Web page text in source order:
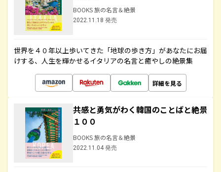
BOOKS 旅の名言＆絶景
2022.11.18 発売
世界を４０年以上歩いてきた「地球の歩き方」があなたにお届
けする、人生を輝かせるイタリアの名言と癒やしの絶景集
詳細を見る
共感と勇気がわく韓国のことばと絶景
１００
BOOKS 旅の名言＆絶景
2022.11.04 発売